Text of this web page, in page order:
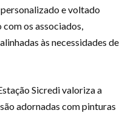
e voltado
os associados,
às necessidades de
Sicredi valoriza a
adornadas com pinturas